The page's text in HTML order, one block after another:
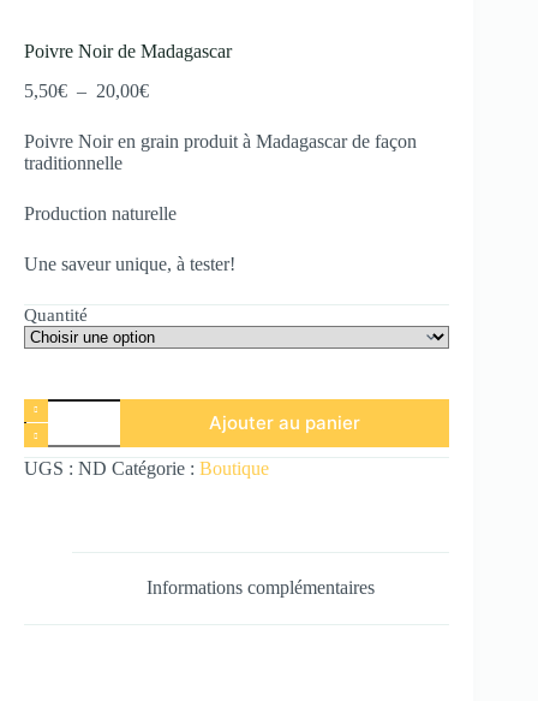
Poivre Noir de Madagascar
5,50€ – 20,00€
Poivre Noir en grain produit à Madagascar de façon
traditionnelle
Production naturelle
Une saveur unique, à tester!
Quantité
Ajouter au panier
UGS : ND Catégorie : Boutique
Informations complémentaires